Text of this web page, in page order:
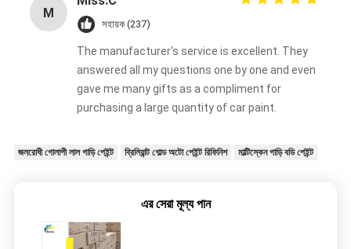
M
সহায়ক (237)
The manufacturer's service is excellent. They
answered all my questions one by one and even
gave me many gifts as a compliment for
purchasing a large quantity of car paint.
জলরোধী গোলাপী লাল গাড়ি পেইন্ট ব্রিলিয়ান্ট গোল্ড অটো পেইন্ট রিফিনিশ মাল্টিস্কেন গাড়ি বডি পেইন্ট
এর সেরা মূল্য পান